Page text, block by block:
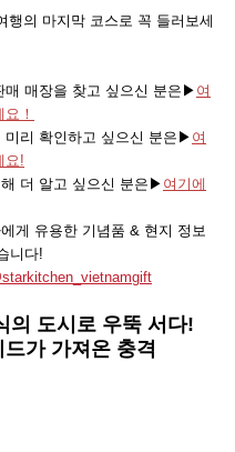
행의 마지막 코스로 꼭 들러보세
매 매장을 찾고 싶으신 분은▶ 여
！
미리 확인하고 싶으신 분은▶ 여
요!
해 더 알고 싶으신 분은▶ 여기에
게 유용한 기념품 & 현지 정보
니다!
의 도시로 우뚝 서다!
가 가져온 충격